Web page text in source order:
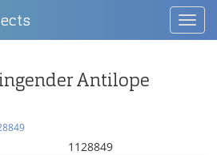
Antilope
1128849